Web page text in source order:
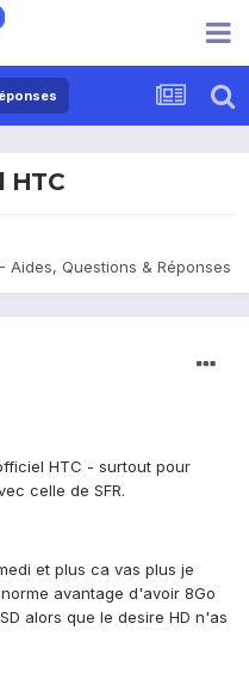
HTC
Aides, Questions & Réponses
HTC - surtout pour
celle de SFR.
et plus ca vas plus je
avantage d'avoir 8Go
alors que le desire HD n'as